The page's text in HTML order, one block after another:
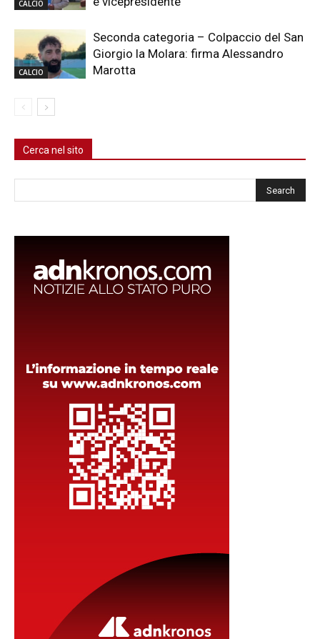
CALCIO
CALCIO
Seconda categoria – Colpaccio del San
Giorgio la Molara: firma Alessandro
Marotta
Cerca nel sito